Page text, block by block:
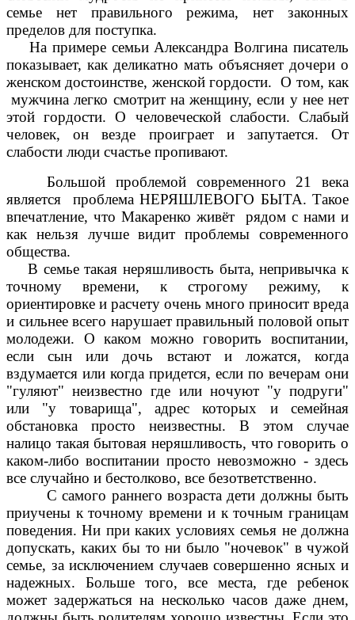
семье нет правильного режима, нет законных
пределов для поступка.
На примере семьи Александра Волгина писатель
показывает, как деликатно мать объясняет дочери о
женском достоинстве, женской гордости. О том, как
мужчина легко смотрит на женщину, если у нее нет
этой гордости. О человеческой слабости. Слабый
человек, он везде проиграет и запутается. От
слабости люди счастье пропивают.
Большой проблемой современного 21 века
является проблема НЕРЯШЛЕВОГО БЫТА. Такое
впечатление, что Макаренко живёт рядом с нами и
как нельзя лучше видит проблемы современного
общества.
В семье такая неряшливость быта, непривычка к
точному времени, к строгому режиму, к
ориентировке и расчету очень много приносит вреда
и сильнее всего нарушает правильный половой опыт
молодежи. О каком можно говорить воспитании,
если сын или дочь встают и ложатся, когда
вздумается или когда придется, если по вечерам они
"гуляют" неизвестно где или ночуют "у подруги"
или "у товарища", адрес которых и семейная
обстановка просто неизвестны. В этом случае
налицо такая бытовая неряшливость, что говорить о
каком-либо воспитании просто невозможно - здесь
все случайно и бестолково, все безответственно.
С самого раннего возраста дети должны быть
приучены к точному времени и к точным границам
поведения. Ни при каких условиях семья не должна
допускать, каких бы то ни было "ночевок" в чужой
семье, за исключением случаев совершенно ясных и
надежных. Больше того, все места, где ребенок
может задержаться на несколько часов даже днем,